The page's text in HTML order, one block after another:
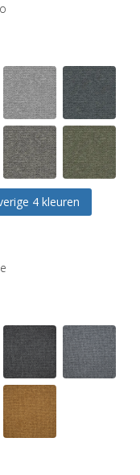
4 kleuren